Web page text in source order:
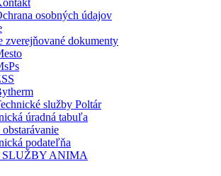
osobných údajov
zverejňované dokumenty
služby Poltár
úradná tabuľa
podateľňa
SLUŽBY ANIMA